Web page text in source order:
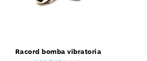
Racord bomba vibratoria